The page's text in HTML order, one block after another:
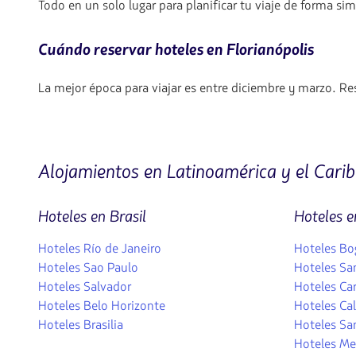
Todo en un solo lugar para planificar tu viaje de forma
Cuándo reservar hoteles en Florianópolis
La mejor época para viajar es entre diciembre y marzo.
Alojamientos en Latinoamérica y el
Hoteles en Brasil
Hoteles Río de Janeiro
Hoteles Sao Paulo
Hoteles Salvador
Hoteles Belo Horizonte
Hoteles Brasilia
Hoteles
Hoteles
Hoteles
Hoteles
Hoteles
Hoteles
Hoteles